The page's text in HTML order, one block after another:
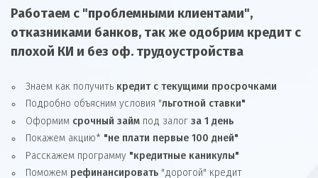
Работаем с "проблемными клиентами",
отказниками банков, так же одобрим кредит с
плохой КИ и без оф. трудоустройства
Знаем как получить кредит с текущими просрочками
Подробно объясним условия "льготной ставки"
Оформим срочный займ под залог за 1 день
Покажем акцию* "не плати первые 100 дней"
Расскажем программу "кредитные каникулы"
Поможем рефинансировать "дорогой" кредит